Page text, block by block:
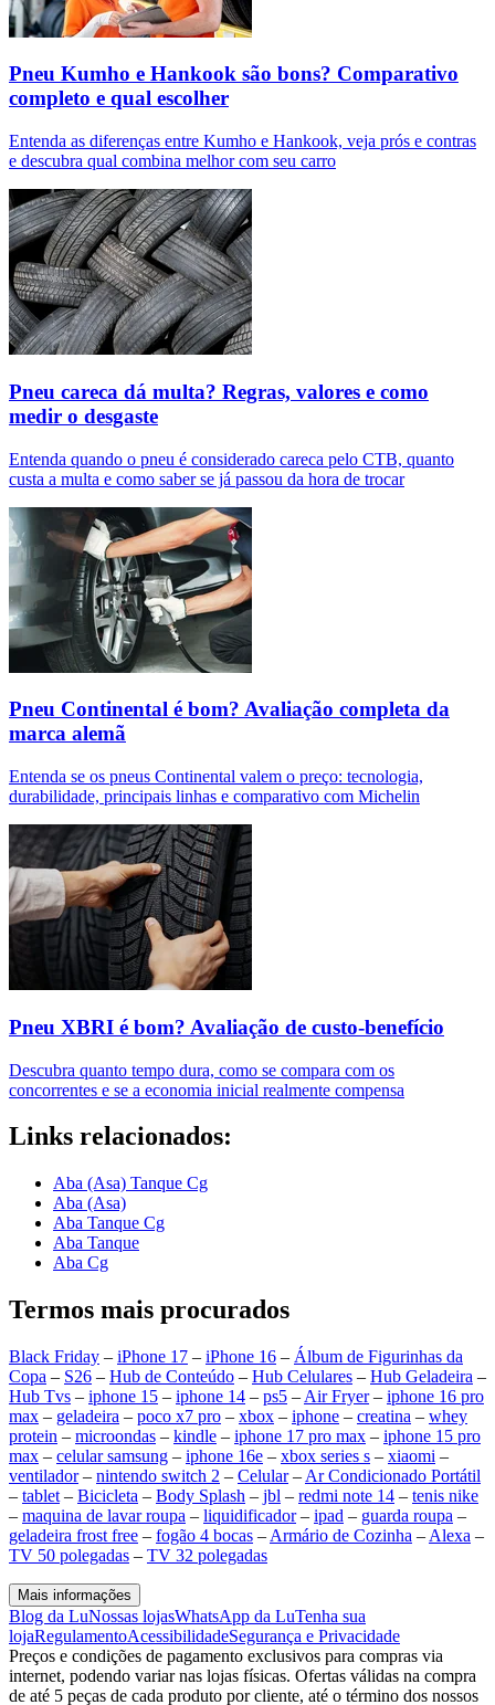
Pneu Kumho e Hankook são bons? Comparativo
completo e qual escolher
Entenda as diferenças entre Kumho e Hankook, veja prós e contras
e descubra qual combina melhor com seu carro
Pneu careca dá multa? Regras, valores e como
medir o desgaste
Entenda quando o pneu é considerado careca pelo CTB, quanto
custa a multa e como saber se já passou da hora de trocar
Pneu Continental é bom? Avaliação completa da
marca alemã
Entenda se os pneus Continental valem o preço: tecnologia,
durabilidade, principais linhas e comparativo com Michelin
Pneu XBRI é bom? Avaliação de custo-benefício
Descubra quanto tempo dura, como se compara com os
concorrentes e se a economia inicial realmente compensa
Links relacionados:
Aba (Asa) Tanque Cg
Aba (Asa)
Aba Tanque Cg
Aba Tanque
Aba Cg
Termos mais procurados
Black Friday – iPhone 17 – iPhone 16 – Álbum de Figurinhas da
Copa – S26 – Hub de Conteúdo – Hub Celulares – Hub Geladeira –
Hub Tvs – iphone 15 – iphone 14 – ps5 – Air Fryer– iphone 16 pro
max – geladeira – poco x7 pro – xbox – iphone – creatina – whey
protein – microondas – kindle – iphone 17 pro max – iphone 15 pro
max – celular samsung – iphone 16e – xbox series s – xiaomi –
ventilador– nintendo switch 2 – Celular– Ar Condicionado Portátil
– tablet – Bicicleta – Body Splash – jbl – redmi note 14 – tenis nike
– maquina de lavar roupa – liquidificador– ipad – guarda roupa –
geladeira frost free – fogão 4 bocas – Armário de Cozinha – Alexa –
TV 50 polegadas – TV 32 polegadas
Mais informações
Blog da LuNossas lojasWhatsApp da LuTenha sua
lojaRegulamentoAcessibilidadeSegurança e Privacidade
Preços e condições de pagamento exclusivos para compras via
internet, podendo variar nas lojas físicas. Ofertas válidas na compra
de até 5 peças de cada produto por cliente, até o término dos nossos